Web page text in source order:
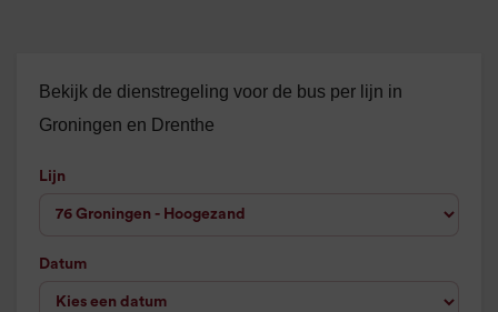
Bekijk de dienstregeling voor de bus per lijn in
Groningen en Drenthe
Lijn
Datum